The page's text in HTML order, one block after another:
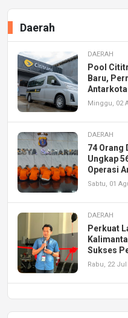
Daerah
DAERAH
Pool
Baru,
Antarkota
Minggu, 02
DAERAH
74 Orang
Ungkap
Operasi
Sabtu, 01
DAERAH
Perkuat
Sukses
Rabu, 22 Jul